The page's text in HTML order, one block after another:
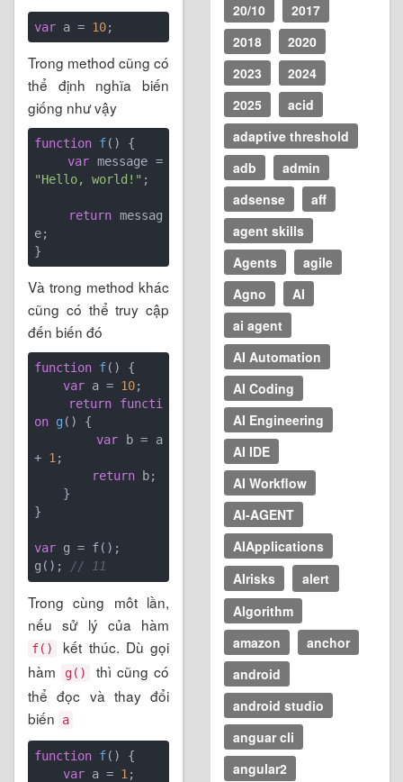
var a = 10
Trong method cũng có
thể định nghĩa biến
giống như vậy
function f( ) {
var
message =
"Hello, world!" ;
return messag
e;
Và trong method khác
cũng có thể truy cập
đến biến đó
function f( ) {
var a = 10;
return
functi
on g ( ) {
var b = a
+ 1;
return b;
}
var g = f();
g(); // 11
Trong cùng môt lần,
nếu sử lý của hàm
f()
kết thúc. Dù gọi
hàm
g()
thì cũng có
thể đọc và thay đổi
biến
a
function f( ) {
var a = 1 ;
20/10
2017
2018
2020
2023
2024
2025
acid
adaptive threshold
adb
admin
adsense
aff
agent skills
Agents
agile
Agno
AI
ai agent
AI Automation
AI Coding
AI Engineering
AI IDE
AI Workflow
AI-AGENT
AIApplications
AIrisks
alert
Algorithm
amazon
anchor
android
android studio
anguar cli
angular2